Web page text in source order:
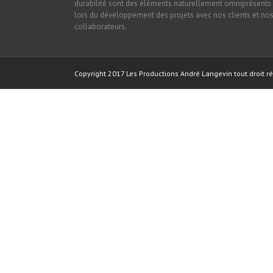
durabilité sont des éléments naturellement omniprésents
lors du développement des projets avec nos clients et nos
collaborateurs.
Copyright 2017 Les Productions André Langevin tout droit